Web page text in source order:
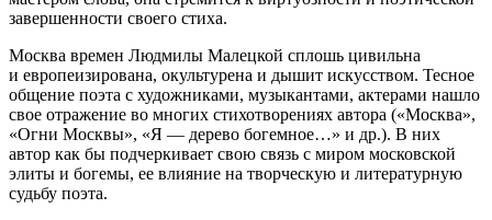
завершенности своего стиха.
Москва времен Людмилы Малецкой сплошь цивильна
и европеизирована, окультурена и дышит искусством. Тесное
общение поэта с художниками, музыкантами, актерами нашло
свое отражение во многих стихотворениях автора («Москва»,
«Огни Москвы», «Я — дерево богемное…» и др.). В них
автор как бы подчеркивает свою связь с миром московской
элиты и богемы, ее влияние на творческую и литературную
судьбу поэта.